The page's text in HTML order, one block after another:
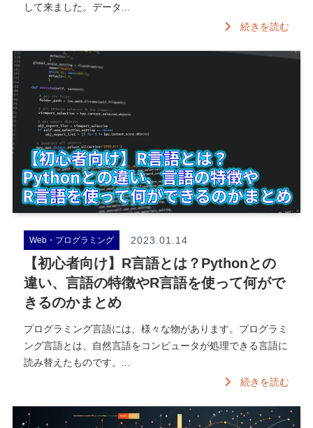
して来ました。データ...
続きを読む
Web・プログラミング 2023.01.14
【初心者向け】R言語とは？Pythonとの
違い、言語の特徴やR言語を使って何がで
きるのかまとめ
プログラミング言語には、様々な物があります。プログラミ
ング言語とは、自然言語をコンピュータが処理できる言語に
読み替えたものです。...
続きを読む